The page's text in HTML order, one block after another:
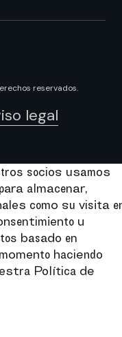
reservados.
legal
socios usamos
almacenar,
como su visita
u
basado en
haciendo
Política de